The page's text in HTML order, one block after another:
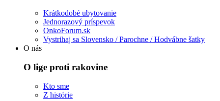
Krátkodobé ubytovanie
Jednorazový príspevok
OnkoForum.sk
Vystrihaj sa Slovensko / Parochne / Hodvábne šatky
O nás
O lige proti rakovine
Kto sme
Z histórie